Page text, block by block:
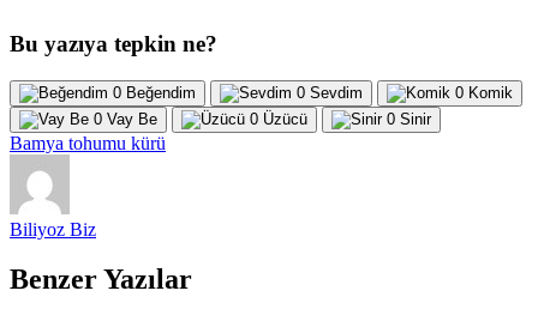
Bu yazıya tepkin ne?
0 Beğendim 0 Sevdim 0 Komik
0 Vay Be 0 Üzücü 0 Sinir
Bamya tohumu kürü
Biliyoz Biz
Benzer Yazılar